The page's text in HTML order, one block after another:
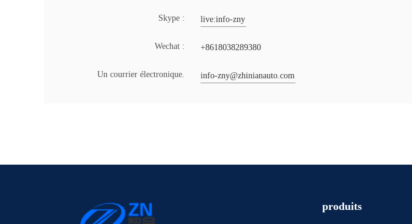
Skype : live:info-zny
Wechat : +8618038289380
Un courrier électronique. info-zny@zhinianauto.com
produits